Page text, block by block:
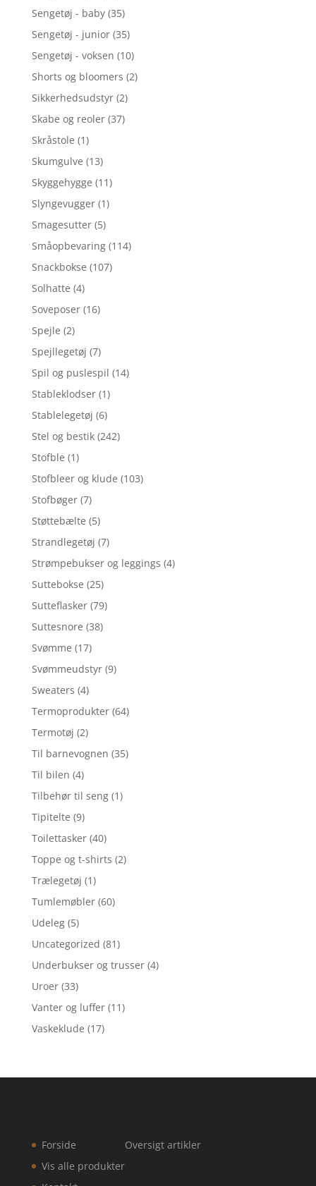
Sengetøj - baby (35)
Sengetøj - junior (35)
Sengetøj - voksen (10)
Shorts og bloomers (2)
Sikkerhedsudstyr (2)
Skabe og reoler (37)
Skråstole (1)
Skumgulve (13)
Skyggehygge (11)
Slyngevugger (1)
Smagesutter (5)
Småopbevaring (114)
Snackbokse (107)
Solhatte (4)
Soveposer (16)
Spejle (2)
Spejllegetøj (7)
Spil og puslespil (14)
Stableklodser (1)
Stablelegetøj (6)
Stel og bestik (242)
Stofble (1)
Stofbleer og klude (103)
Stofbøger (7)
Støttebælte (5)
Strandlegetøj (7)
Strømpebukser og leggings (4)
Suttebokse (25)
Sutteflasker (79)
Suttesnore (38)
Svømme (17)
Svømmeudstyr (9)
Sweaters (4)
Termoprodukter (64)
Termotøj (2)
Til barnevognen (35)
Til bilen (4)
Tilbehør til seng (1)
Tipitelte (9)
Toilettasker (40)
Toppe og t-shirts (2)
Trælegetøj (1)
Tumlemøbler (60)
Udeleg (5)
Uncategorized (81)
Underbukser og trusser (4)
Uroer (33)
Vanter og luffer (11)
Vaskeklude (17)
Forside
Vis alle produkter
Oversigt artikler